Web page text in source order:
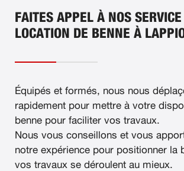
FAITES APPEL À NOS SERVICE
LOCATION DE BENNE À
Équipés et formés, nous nous
rapidement pour mettre à votre
benne pour faciliter vos travaux.
Nous vous conseillons et vous
notre expérience pour positionner la
vos travaux se déroulent au mieux.